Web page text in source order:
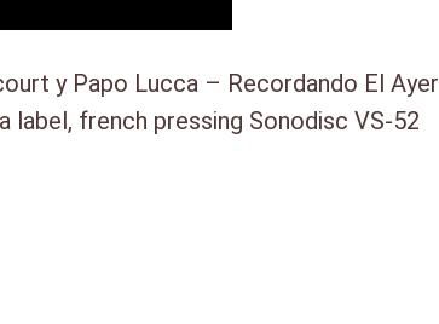
y Papo Lucca – Recordando El Ayer
label, french pressing Sonodisc VS-52